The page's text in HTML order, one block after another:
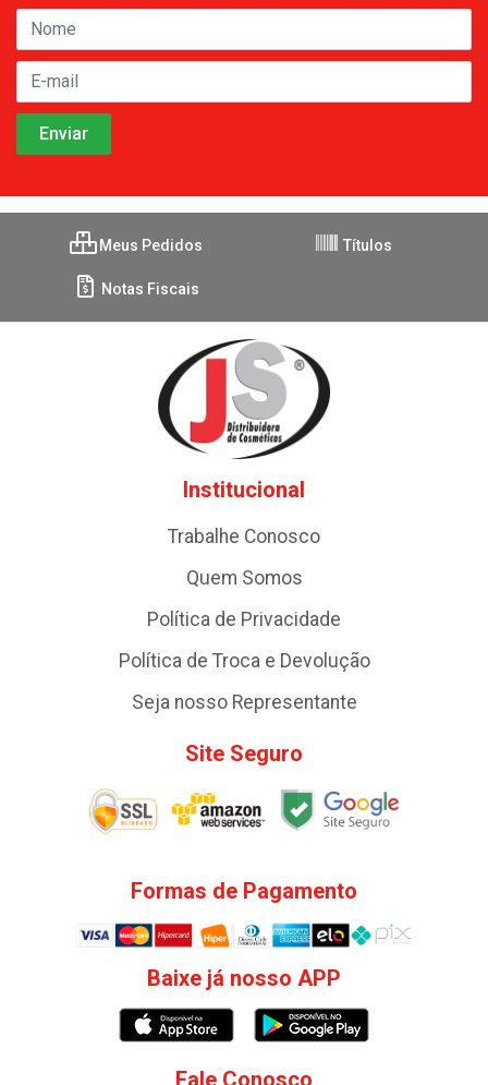
Meus Pedidos Títulos
Notas Fiscais
Institucional
Trabalhe Conosco
Quem Somos
Política de Privacidade
Política de Troca e Devolução
Seja nosso Representante
Site Seguro
Formas de Pagamento
Baixe já nosso APP